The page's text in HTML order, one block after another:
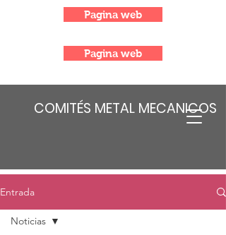
COMITÉS METAL MECANICOS
Pagina web
Pagina web
Entrada
Noticias